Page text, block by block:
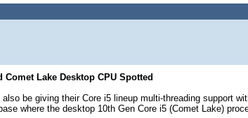
Comet Lake Desktop CPU Spotted
be giving their Core i5 lineup multi-threading support
where the desktop 10th Gen Core i5 (Comet Lake)